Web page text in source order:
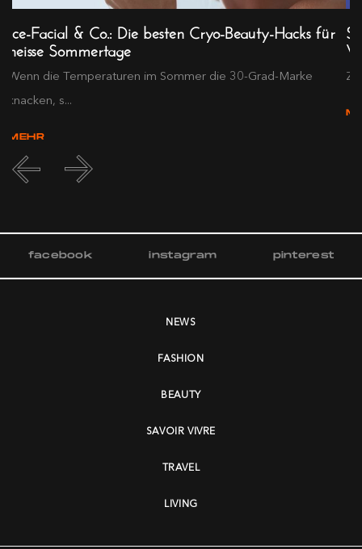
Ice-Facial & Co.: Die besten Cryo-Beauty-Hacks für
heisse Sommertage
Wenn die Temperaturen im Sommer die 30-Grad-Marke
knacken, s...
MEHR
facebook instagram pinterest
NEWS
FASHION
BEAUTY
SAVOIR VIVRE
TRAVEL
LIVING